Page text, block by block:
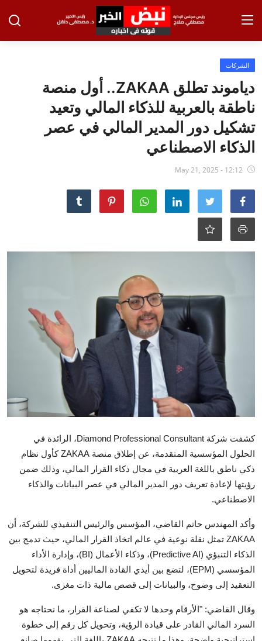
تسجيل الدخول
الرئيسية
الاخبار
الاقتصاد
الحوادث
التعليم
الطب والعلوم
الفن والثقافة
الرياضة
المحافظات
المجتمع والمنوعات
أراء و مقالات
فيديوهات
الشركات
دياموند تطلق ZAKAA.. أول منصة
ناطقة بالعربية للذكاء المالي وتعيد
تشكيل دور المدير المالي في عصر
الذكاء الاصطناعي
May 21, 2025 - 12:12
كشفت شركة Diamond Professional Consultant، الرائدة في
الحلول المؤسسية المتقدمة، عن إطلاق منصة ZAKAA كأول نظام
ذكي ناطق باللغة العربية في مجال ذكاء القرار المالي، وذلك ضمن
رؤيتها لإعادة تعريف دور المدير المالي في عصر البيانات والذكاء
الاصطناعي.
وأكد المهندس حاتم القاضي، المؤسس والرئيس التنفيذي للشركة، أن
ZAKAA تمثل نقلة نوعية في عالم اتخاذ القرار المالي، حيث تدمج بين
الذكاء التنبؤي (Predictive AI)، وذكاء الأعمال (BI)، وإدارة الأداء
المؤسسي (EPM)، لتضع بين أيدي القادة الماليين أداة فريدة لتحويل
التعقيد إلى وضوح، والبيانات إلى قصص مالية ذات مغزى.
وقال القاضي: "الأرقام وحدها لا تكفي لصناعة القرار، ما نحتاجه هو
السرد المالي القادر على قيادة الرؤية، وتحويل كل رقم إلى خطوة